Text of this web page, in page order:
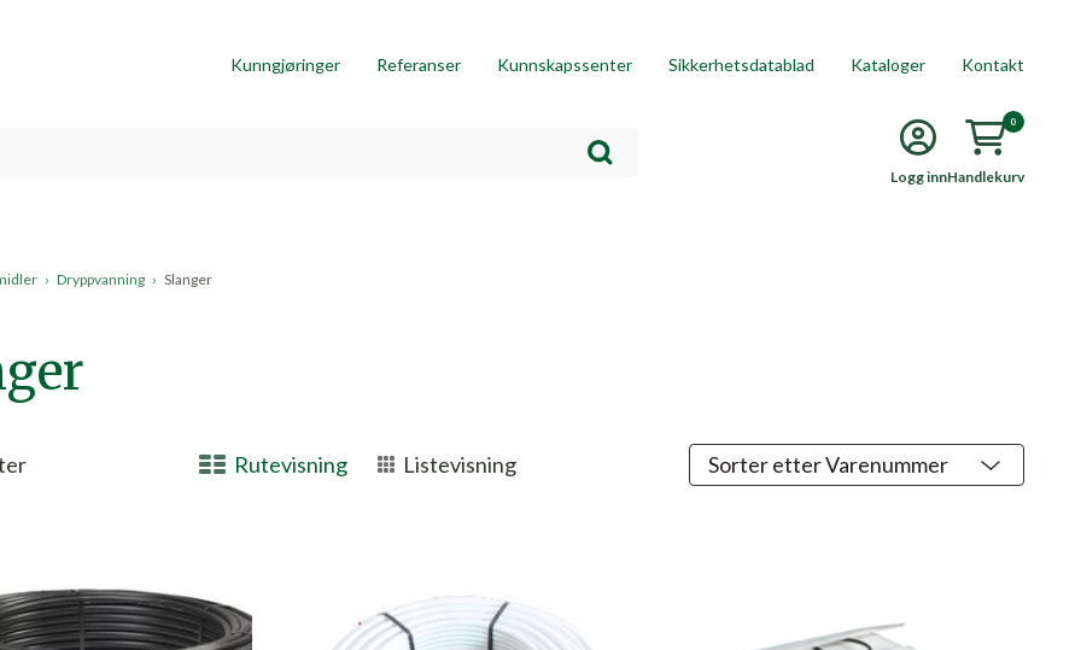
Kunngjøringer Referanser Kunnskapssenter Sikkerhetsdatablad Kataloger Kontakt
Logg innHandlekurv
0
› Dryppvanning › Slanger
Rutevisning Listevisning